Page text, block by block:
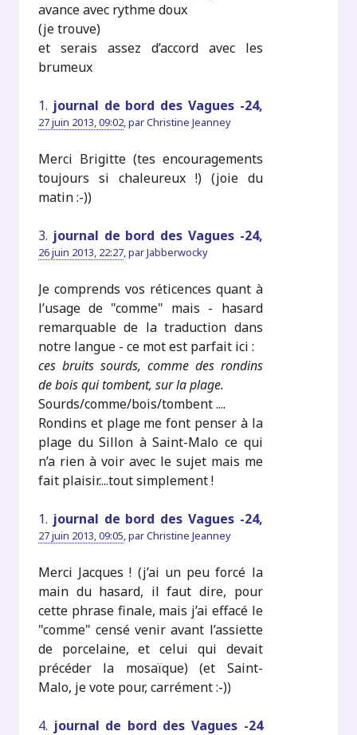
avance avec rythme doux
(je trouve)
et serais assez d’accord avec les
brumeux
1. journal de bord des Vagues -24,
27 juin 2013, 09:02,parChristine Jeanney
Merci Brigitte (tes encouragements
toujours si chaleureux !) (joie du
matin :-))
3. journal de bord des Vagues -24,
26 juin 2013, 22:27,parJabberwocky
Je comprends vos réticences quant à
l’usage de "comme" mais - hasard
remarquable de la traduction dans
notre langue - ce mot est parfait ici :
ces bruits sourds, comme des rondins
de bois qui tombent, sur la plage.
Sourds/comme/bois/tombent ....
Rondins et plage me font penser à la
plage du Sillon à Saint-Malo ce qui
n’a rien à voir avec le sujet mais me
fait plaisir....tout simplement !
1. journal de bord des Vagues -24,
27 juin 2013, 09:05,parChristine Jeanney
Merci Jacques ! (j’ai un peu forcé la
main du hasard, il faut dire, pour
cette phrase finale, mais j’ai effacé le
"comme" censé venir avant l’assiette
de porcelaine, et celui qui devait
précéder la mosaïque) (et Saint-
Malo, je vote pour, carrément :-))
4. journal de bord des Vagues -24